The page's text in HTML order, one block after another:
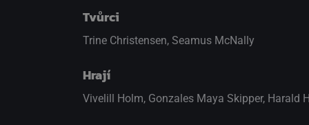
Tvůrci
Trine Christensen, Seamus McNally
Hrají
Vivelill Holm, Gonzales Maya Skipper, Harald